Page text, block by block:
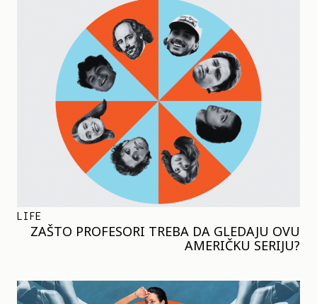
LIFE
ZAŠTO PROFESORI TREBA DA GLEDAJU OVU
AMERIČKU SERIJU?